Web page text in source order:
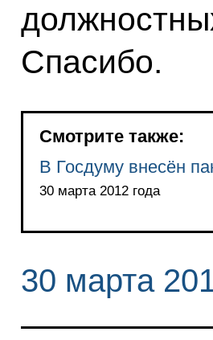
Спасибо.
Смотрите также:
В Госдуму внесён
30 марта 2012 года
30 марта